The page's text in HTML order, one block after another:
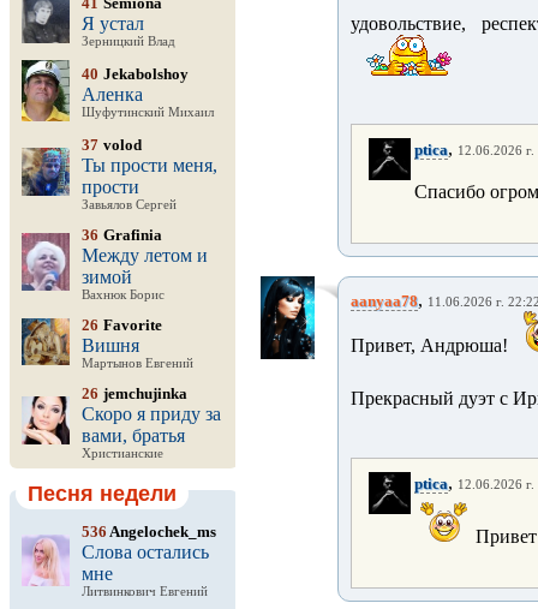
Я устал
Зерницкий Влад
40 Jekabolshoy
Аленка
Шуфутинский Михаил
37 volod
Ты прости меня,
прости
Завьялов Сергей
36 Grafinia
Между летом и
зимой
Вахнюк Борис
26 Favorite
Вишня
Мартынов Евгений
26 jemchujinka
Скоро я приду за
вами, братья
Христианские
Песня недели
536 Angelochek_ms
Слова остались
мне
Литвинкович Евгений
удовольствие,
ptica, 12.06.2026 г.
Спасибо
aanyaa78, 11.06.2026 г.
Привет, Андрюша!
Прекрасный дуэт с
ptica, 12.06.2026 г.